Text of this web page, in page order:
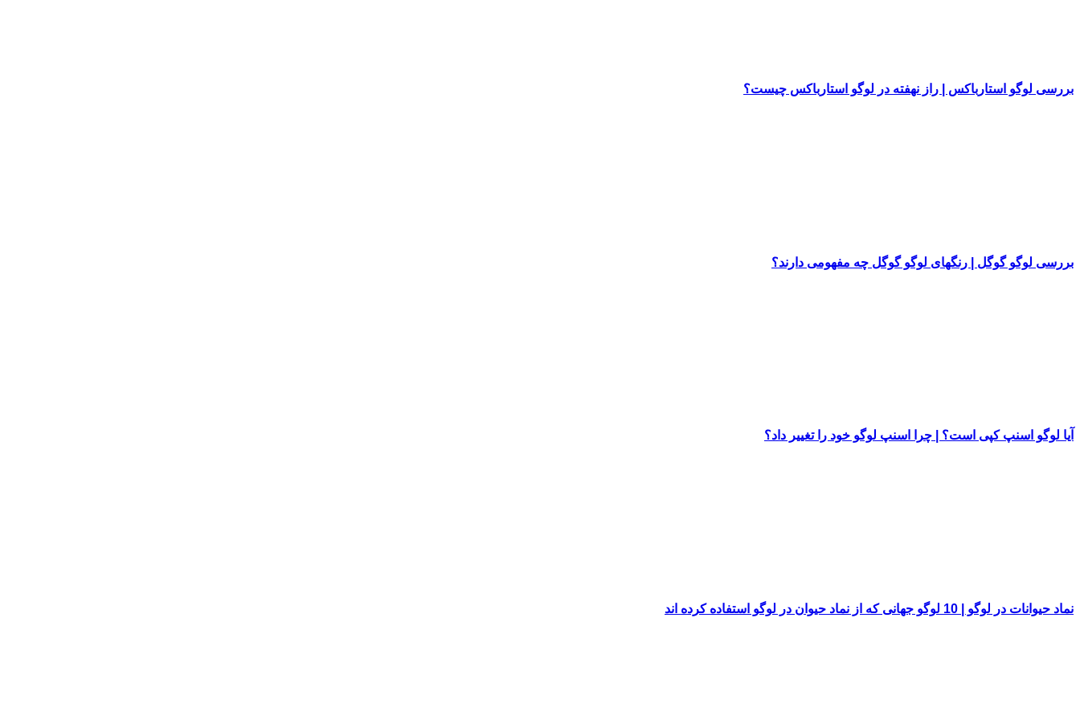
بررسی لوگو استارباکس | راز نهفته در لوگو استارباکس چیست؟
بررسی لوگو گوگل | رنگهای لوگو گوگل چه مفهومی دارند؟
آیا لوگو اسنپ کپی است؟ | چرا اسنپ لوگو خود را تغییر داد؟
نماد حیوانات در لوگو | 10 لوگو جهانی که از نماد حیوان در لوگو استفاده کرده اند